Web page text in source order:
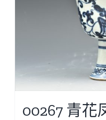
00267 青花